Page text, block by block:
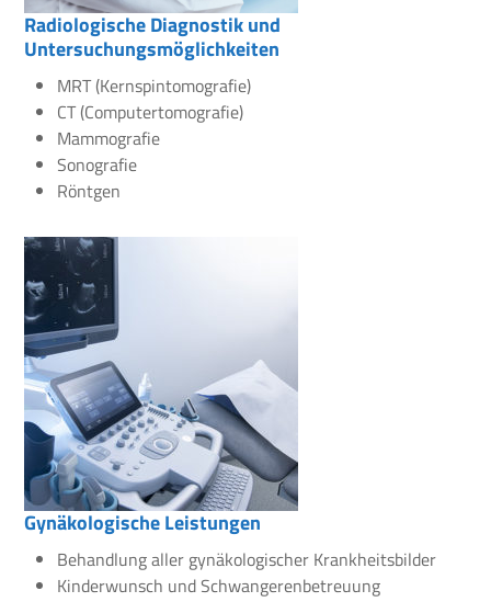
Radiologische Diagnostik und
Untersuchungsmöglichkeiten
MRT (Kernspintomografie)
CT (Computertomografie)
Mammografie
Sonografie
Röntgen
Gynäkologische Leistungen
Behandlung aller gynäkologischer Krankheitsbilder
Kinderwunsch und Schwangerenbetreuung